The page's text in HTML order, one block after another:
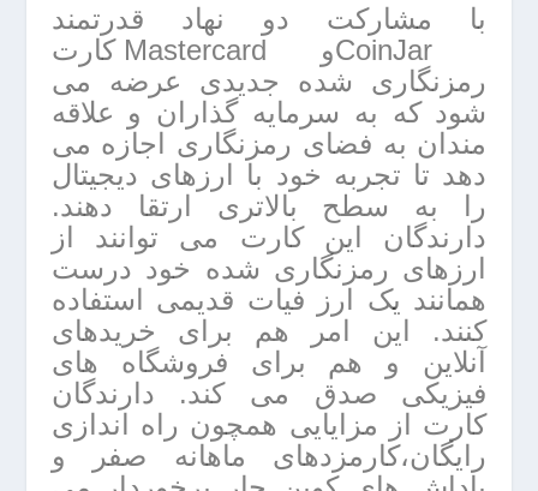
با مشارکت دو نهاد قدرتمند
CoinJarو Mastercard کارت
رمزنگاری شده جدیدی عرضه می
شود که به سرمایه گذاران و علاقه
مندان به فضای رمزنگاری اجازه می
دهد تا تجربه خود با ارزهای دیجیتال
را به سطح بالاتری ارتقا دهند.
دارندگان این کارت می توانند از
ارزهای رمزنگاری شده خود درست
همانند یک ارز فیات قدیمی استفاده
کنند. این امر هم برای خریدهای
آنلاین و هم برای فروشگاه های
فیزیکی صدق می کند. دارندگان
کارت از مزایایی همچون راه اندازی
رایگان،کارمزدهای ماهانه صفر و